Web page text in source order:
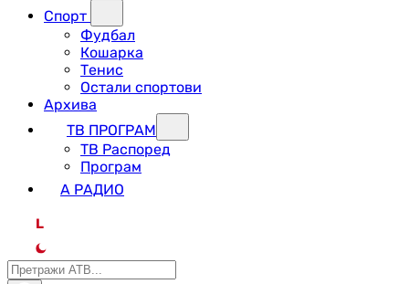
Спорт
Фудбал
Кошарка
Тенис
Остали спортови
Архива
ТВ ПРОГРАМ
ТВ Распоред
Програм
А РАДИО
L